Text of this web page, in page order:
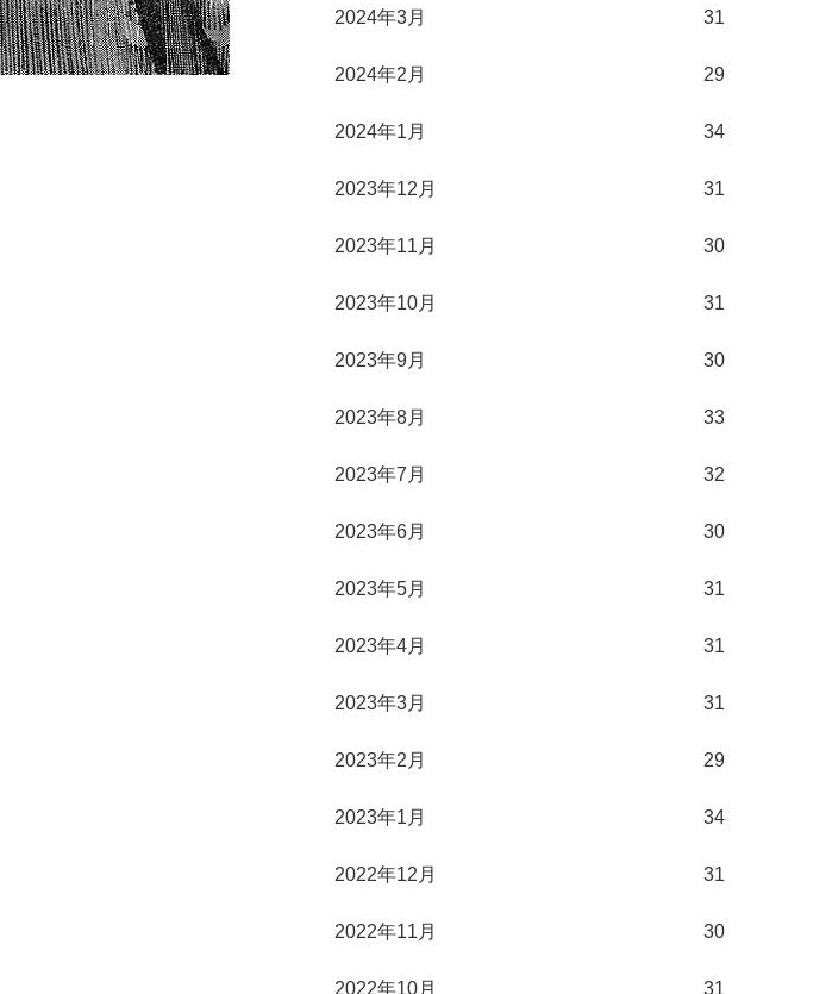
2024年3月 31
2024年2月 29
2024年1月 34
2023年12月 31
2023年11月 30
2023年10月 31
2023年9月 30
2023年8月 33
2023年7月 32
2023年6月 30
2023年5月 31
2023年4月 31
2023年3月 31
2023年2月 29
2023年1月 34
2022年12月 31
2022年11月 30
2022年10月 31